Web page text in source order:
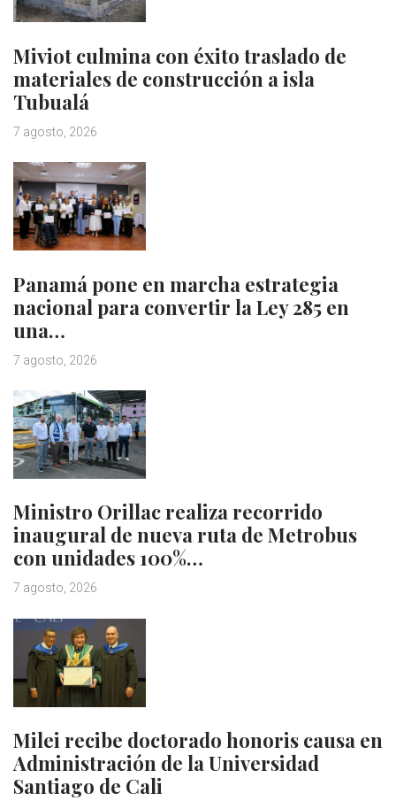
Miviot culmina con éxito traslado de
materiales de construcción a isla
Tubualá
7 agosto, 2026
Panamá pone en marcha estrategia
nacional para convertir la Ley 285 en
una…
7 agosto, 2026
Ministro Orillac realiza recorrido
inaugural de nueva ruta de Metrobus
con unidades 100%…
7 agosto, 2026
Milei recibe doctorado honoris causa en
Administración de la Universidad
Santiago de Cali